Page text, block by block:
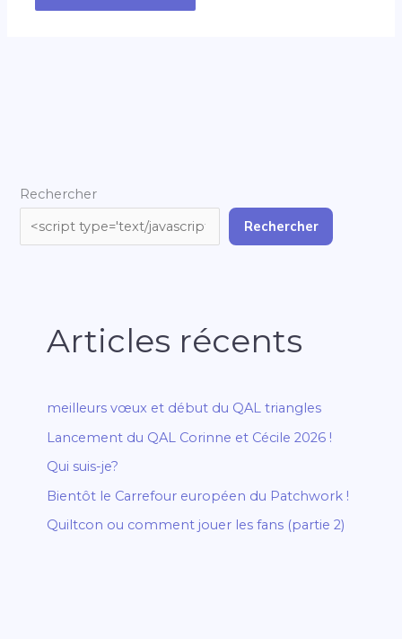
Rechercher
Rechercher
Articles récents
meilleurs vœux et début du QAL triangles
Lancement du QAL Corinne et Cécile 2026 !
Qui suis-je?
Bientôt le Carrefour européen du Patchwork !
Quiltcon ou comment jouer les fans (partie 2)